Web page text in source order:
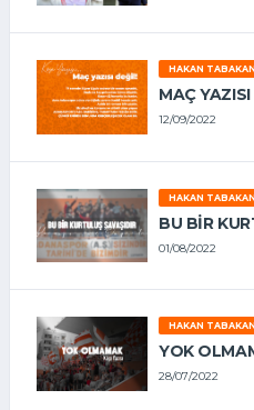
HAKAN TABAKAN
MAÇ
12/09/2022
HAKAN TABAKAN
BU BİR
01/08/2022
HAKAN TABAKAN
YOK
28/07/2022